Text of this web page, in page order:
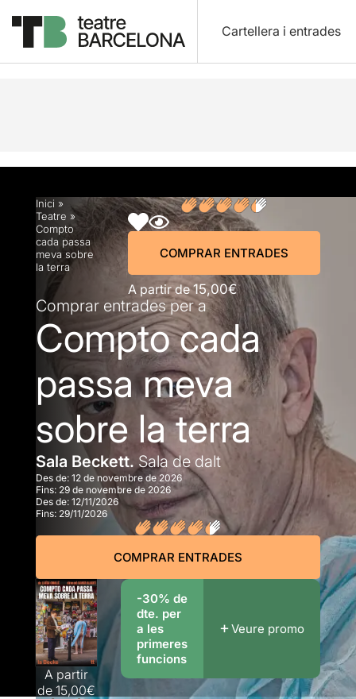
Cartellera i entrades
Descripció Horaris Fitxa artística Fotos i
Inici »
Teatre »
Compto
cada passa
meva sobre
la terra
A partir de15,00€
COMPRAR ENTRADES
Comprar entrades per a
Compto cada
passa meva
sobre la terra
Sala Beckett. Sala de dalt
Des de: 12 de novembre de 2026
Fins: 29 de novembre de 2026
Des de: 12/11/2026
Fins: 29/11/2026
COMPRAR ENTRADES
A partir
de 15,00€
-30% de
dte. per
a les
primeres
funcions
Veure promo